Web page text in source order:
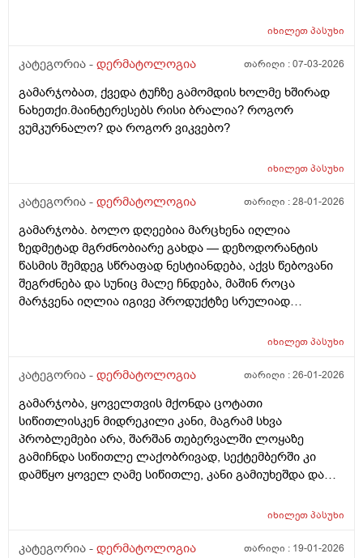
და დაემატა წარბებს შორის . გავაგრძელე ეს ეგზემია
არ ვისმევ მაგრამ კანი მაქვს საშინლად გამომშრალი
ზუსტად რა მჭირს მეშინია რაიმე კრემია წასმა რომ
უარესი არ დამემართოს რა შეიძლება გავაკეთო ?
იხილეთპასუხი
კატეგორია - დერმატოლოგია თარიღი :07-03-2026
გამარჯობათ, ქვედა ტუჩზე გამომდის ხოლმე ხშირად
ნახეთქი.მაინტერესებს რისი ბრალია? როგორ
ვუმკურნალო? და როგორ ვიკვებო?
იხილეთპასუხი
კატეგორია - დერმატოლოგია თარიღი :28-01-2026
გამარჯობა. ბოლო დღეებია მარცხენა იღლია
ზედმეტად მგრძნობიარე გახდა — დეზოდორანტის
წასმის შემდეგ სწრაფად ნესტიანდება, აქვს წებოვანი
შეგრძნება და სუნიც მალე ჩნდება, მაშინ როცა
მარჯვენა იღლია იგივე პროდუქტზე სრულიად
ტკივილი არ მაქვს, მაგრამ აშკარა ასიმეტრიაა
კანის გაღიზიანება, ოფლის ჯირკვლების აქტივობის
როგორი ტიპის მოვლას მირჩევთ ვარ 17 წლის ბიჭი
ბევრი სხვადასხვა დეზოდორანტი მიხმარია და
აღმოვაჩინე რო დეზოდორანტებში არ არის საქმე
არამედ ჩემს მარცხენა იღლიაშია. მადლობა წინასწარ
პასუხისთვის
იხილეთპასუხი
კატეგორია - დერმატოლოგია თარიღი :26-01-2026
გამარჯობა, ყოველთვის მქონდა ცოტათი
სიწითლისკენ მიდრეკილი კანი, მაგრამ სხვა
პრობლემები არა, შარშან თებერვალში ლოყაზე
გამიჩნდა სიწითლე ლაქობრივად, სექტემბერში კი
დამწყო ყოველ ღამე სიწითლე, კანი გამიუხეშდა და
საწინააღმდეგო სახის დასააბნი 6 კვირის მანძილზე,
ამასთან ერთად ავენის ტოლარენს კონტროლი,
იხილეთპასუხი
კატეგორია - დერმატოლოგია თარიღი : 19-01-2026